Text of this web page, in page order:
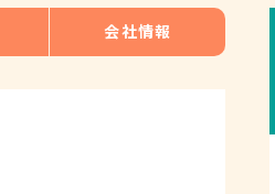
会社情報